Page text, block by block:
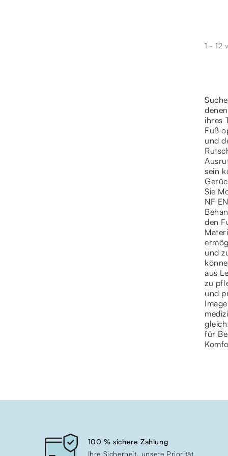
1 - 12
ihres
Fuß
und
sein
Sie
NF
den
und
aus
zu
und
für
100 % sichere Zahlung
Ihre Sicherheit, unsere Priorität